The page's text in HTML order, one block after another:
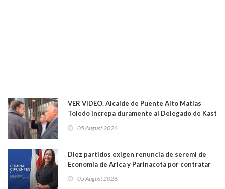
VER VIDEO. Alcalde de Puente Alto Matías
Toledo increpa duramente al Delegado de Kast
delegado nuevamente arrancando"
05 August 2026
Diez partidos exigen renuncia de seremi de
Economía de Arica y Parinacota por contratar
una militante de RN, detenida con 47 kilos de
05 August 2026